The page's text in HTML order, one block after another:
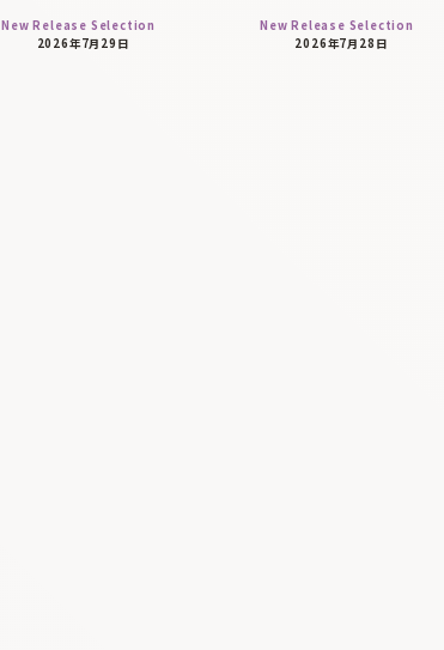
New Release Selection
2026年7月29日
New Release Selection
2026年7月28日